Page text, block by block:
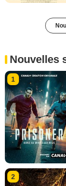
Nouvelles
1
2